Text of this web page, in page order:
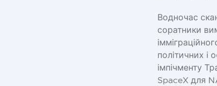
Водночас
соратники
політичних і
імпічменту
SpaceX для